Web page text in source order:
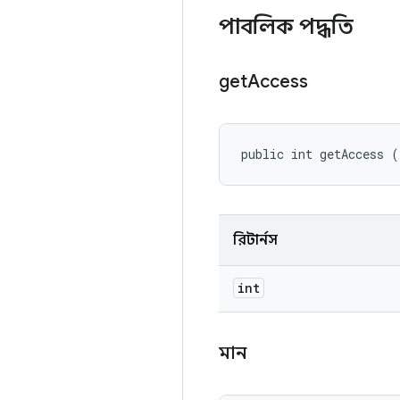
পাবলিক পদ্ধতি
getAccess
public int getAccess
রিটার্নস
int
মান